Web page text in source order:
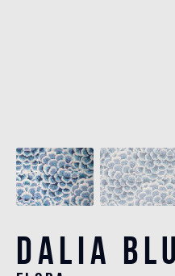
Dalia Blu